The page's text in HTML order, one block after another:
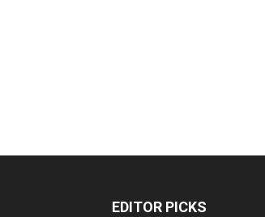
EDITOR PICKS